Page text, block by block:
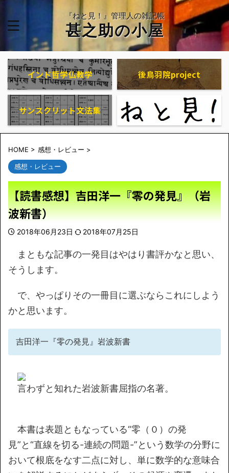
『ねと見！』管理人の雑記帳
甚之助の小屋
インド哲学仏教学 後鳥羽院project
サンスクリット文法集
HOME > 感想・レビュー >
感想・レビュー
【読書感想】吉田洋一『零の発見』（岩
波新書）
2018年06月23日 2018年07月25日
まともな記事の一発目はやはり書評かなと思い、
そうします。
で、やっぱりその一冊目に選ぶならこれにしよう
かと思います。
吉田洋一『零の発見』岩波新書
言わずと知れた岩波新書屈指の名著。
本書は表題ともなっている“零（０）の発
見”と“直線を切る-連続の問題-”という数学の分野に
おいて根底をなす二点に対し、単に数学的な意味合